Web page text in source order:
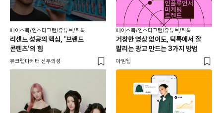
페이스북/인스타그램/유튜브/틱톡
리센느 성공의 핵심, '브랜드
콘텐츠'의 힘
유크랩마케터 선우의성
페이스북/인스타그램/유튜브/틱톡
거창한 영상 없이도, 틱톡에서 잘
팔리는 광고 만드는 3가지 방법
아임웹